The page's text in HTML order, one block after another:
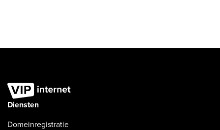
Diensten
Domeinregistratie